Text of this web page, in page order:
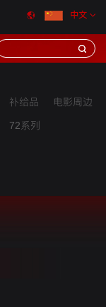
中文
补给品 电影周边
72系列